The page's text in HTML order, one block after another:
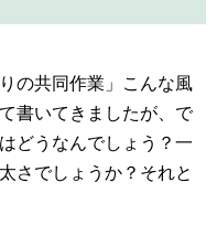
の共同作業」こんな風
書いてきましたが、で
どうなんでしょう？一
さでしょうか？それと